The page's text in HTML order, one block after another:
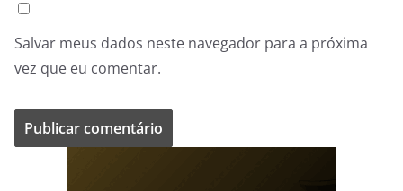
Salvar meus dados neste navegador para a próxima
vez que eu comentar.